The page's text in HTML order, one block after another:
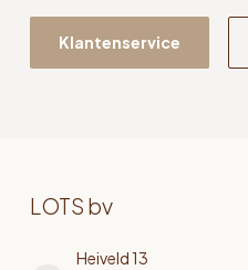
Klantenservice
LOTS bv
Heiveld 13